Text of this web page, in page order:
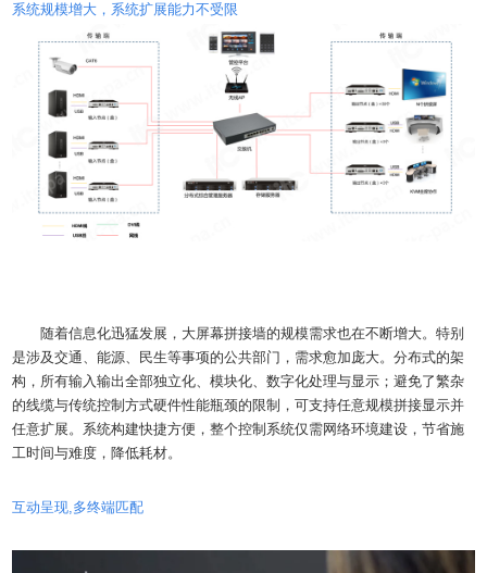
系统规模增大，系统扩展能力不受限
随着信息化迅猛发展，大屏幕拼接墙的规模需求也在不断增大。特别
是涉及交通、能源、民生等事项的公共部门，需求愈加庞大。分布式的架
构，所有输入输出全部独立化、模块化、数字化处理与显示；避免了繁杂
的线缆与传统控制方式硬件性能瓶颈的限制，可支持任意规模拼接显示并
任意扩展。系统构建快捷方便，整个控制系统仅需网络环境建设，节省施
工时间与难度，降低耗材。
互动呈现,多终端匹配